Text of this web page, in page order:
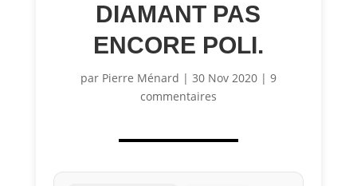
DIAMANT PAS
ENCORE POLI.
par Pierre Ménard | 30 Nov 2020| 9
commentaires